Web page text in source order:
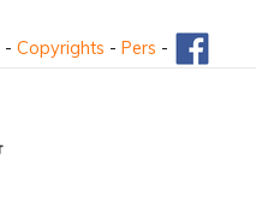
- Copyrights - Pers -